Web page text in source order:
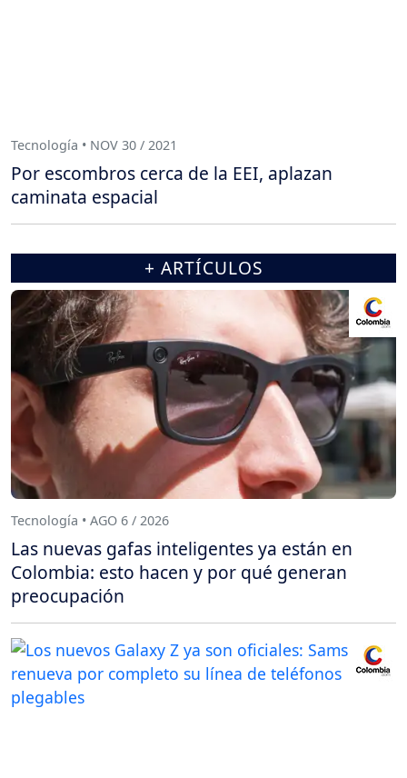
Tecnología • NOV 30 / 2021
Por escombros cerca de la EEI, aplazan
caminata espacial
+ ARTÍCULOS
Tecnología • AGO 6 / 2026
Las nuevas gafas inteligentes ya están en
Colombia: esto hacen y por qué generan
preocupación